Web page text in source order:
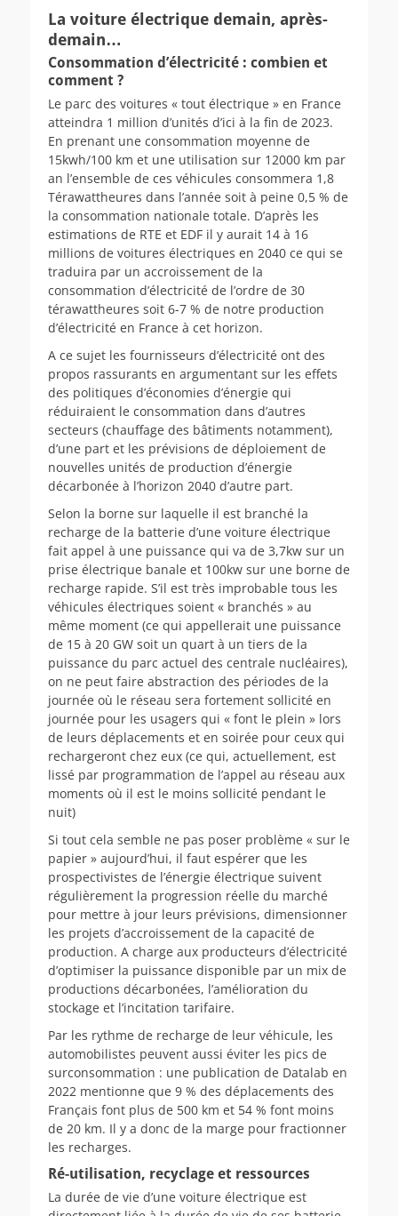
La voiture électrique demain, après-
demain…
Consommation d’électricité : combien et
comment ?
Le parc des voitures « tout électrique » en France
atteindra 1 million d’unités d’ici à la fin de 2023.
En prenant une consommation moyenne de
15kwh/100 km et une utilisation sur 12000 km par
an l’ensemble de ces véhicules consommera 1,8
Térawattheures dans l’année soit à peine 0,5 % de
la consommation nationale totale. D’après les
estimations de RTE et EDF il y aurait 14 à 16
millions de voitures électriques en 2040 ce qui se
traduira par un accroissement de la
consommation d’électricité de l’ordre de 30
térawattheures soit 6-7 % de notre production
d’électricité en France à cet horizon.
A ce sujet les fournisseurs d’électricité ont des
propos rassurants en argumentant sur les effets
des politiques d’économies d’énergie qui
réduiraient le consommation dans d’autres
secteurs (chauffage des bâtiments notamment),
d’une part et les prévisions de déploiement de
nouvelles unités de production d’énergie
décarbonée à l’horizon 2040 d’autre part.
Selon la borne sur laquelle il est branché la
recharge de la batterie d’une voiture électrique
fait appel à une puissance qui va de 3,7kw sur un
prise électrique banale et 100kw sur une borne de
recharge rapide. S’il est très improbable tous les
véhicules électriques soient « branchés » au
même moment (ce qui appellerait une puissance
de 15 à 20 GW soit un quart à un tiers de la
puissance du parc actuel des centrale nucléaires),
on ne peut faire abstraction des périodes de la
journée où le réseau sera fortement sollicité en
journée pour les usagers qui « font le plein » lors
de leurs déplacements et en soirée pour ceux qui
rechargeront chez eux (ce qui, actuellement, est
lissé par programmation de l’appel au réseau aux
moments où il est le moins sollicité pendant le
nuit)
Si tout cela semble ne pas poser problème « sur le
papier » aujourd’hui, il faut espérer que les
prospectivistes de l’énergie électrique suivent
régulièrement la progression réelle du marché
pour mettre à jour leurs prévisions, dimensionner
les projets d’accroissement de la capacité de
production. A charge aux producteurs d’électricité
d’optimiser la puissance disponible par un mix de
productions décarbonées, l’amélioration du
stockage et l’incitation tarifaire.
Par les rythme de recharge de leur véhicule, les
automobilistes peuvent aussi éviter les pics de
surconsommation : une publication de Datalab en
2022 mentionne que 9 % des déplacements des
Français font plus de 500 km et 54 % font moins
de 20 km. Il y a donc de la marge pour fractionner
les recharges.
Ré-utilisation, recyclage et ressources
La durée de vie d’une voiture électrique est